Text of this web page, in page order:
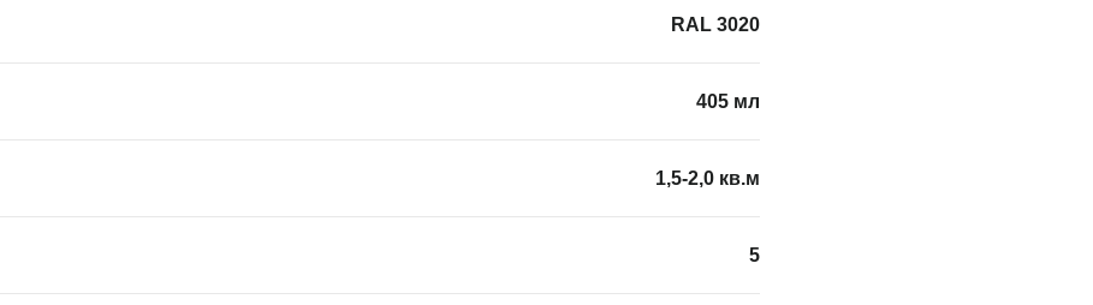
RAL 3020
405 мл
1,5-2,0 кв.м
5